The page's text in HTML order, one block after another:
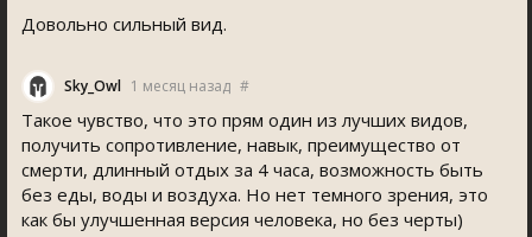
Довольно сильный вид.
Sky_Owl 1 месяц назад #
Такое чувство, что это прям один из лучших видов,
получить сопротивление, навык, преимущество от
смерти, длинный отдых за 4 часа, возможность быть
без еды, воды и воздуха. Но нет темного зрения, это
как бы улучшенная версия человека, но без черты)